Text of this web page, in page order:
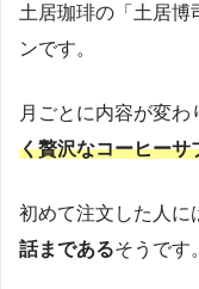
土居珈琲の「土居博
ンです。
月ごとに内容が変わ
く贅沢なコーヒーサ
初めて注文した人に
話まであるそうです。